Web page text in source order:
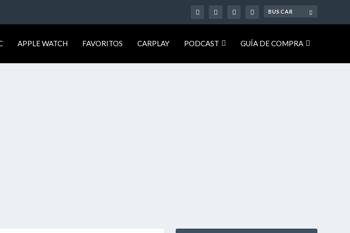
APPLE WATCH FAVORITOS CARPLAY PODCAST GUÍA DE COMPRA